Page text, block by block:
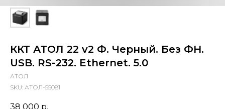
ККТ АТОЛ 22 v2 Ф. Черный. Без ФН.
USB. RS-232. Ethernet. 5.0
АТОЛ
SKU: АТОЛ-55081
38 000 р.